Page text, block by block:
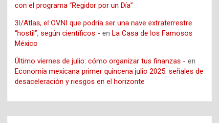
con el programa “Regidor por un Día”
3I/Atlas, el OVNI que podría ser una nave extraterrestre
“hostil”, según científicos - en La Casa de los Famosos
México
Último viernes de julio: cómo organizar tus finanzas - en
Economía mexicana primer quincena julio 2025: señales de
desaceleración y riesgos en el horizonte